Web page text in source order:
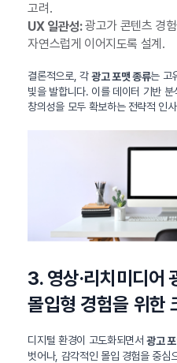
고려.
UX 일관성:광고가 콘텐츠 경
자연스럽게 이어지도록 설계.
결론적으로, 각광고 포맷 종류는 고
빛을 발합니다. 이를 데이터 기반
창의성을 모두 확보하는 전략적 인
3. 영상·리치미디
몰입형 경험을 위한
디지털 환경이 고도화되면서광고
벗어나, 감각적인 몰입 경험을 중심